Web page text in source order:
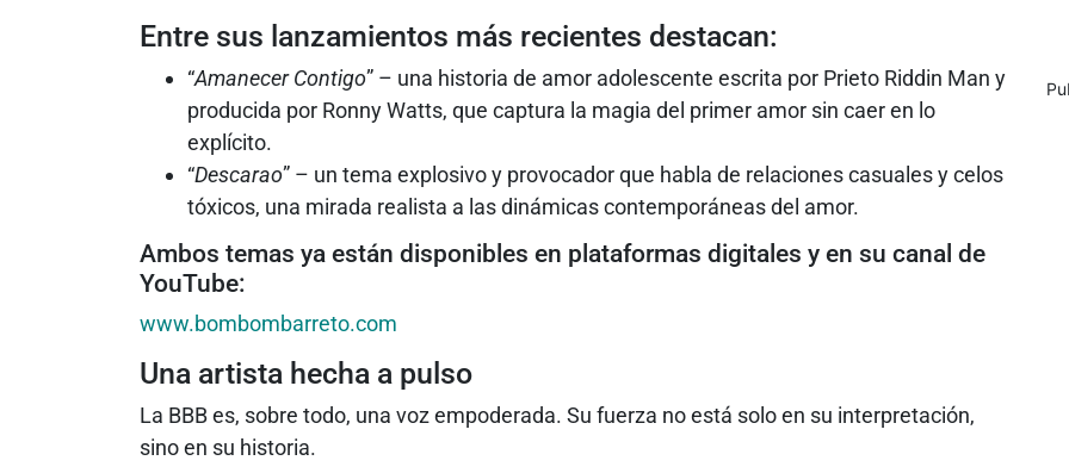
Entre sus lanzamientos más recientes destacan:
“Amanecer Contigo” – una historia de amor adolescente escrita por Prieto Riddin Man y
producida por Ronny Watts, que captura la magia del primer amor sin caer en lo
explícito.
“Descarao” – un tema explosivo y provocador que habla de relaciones casuales y celos
tóxicos, una mirada realista a las dinámicas contemporáneas del amor.
Ambos temas ya están disponibles en plataformas digitales y en su canal de
YouTube:
www.bombombarreto.com
Una artista hecha a pulso
La BBB es, sobre todo, una voz empoderada. Su fuerza no está solo en su interpretación,
sino en su historia.